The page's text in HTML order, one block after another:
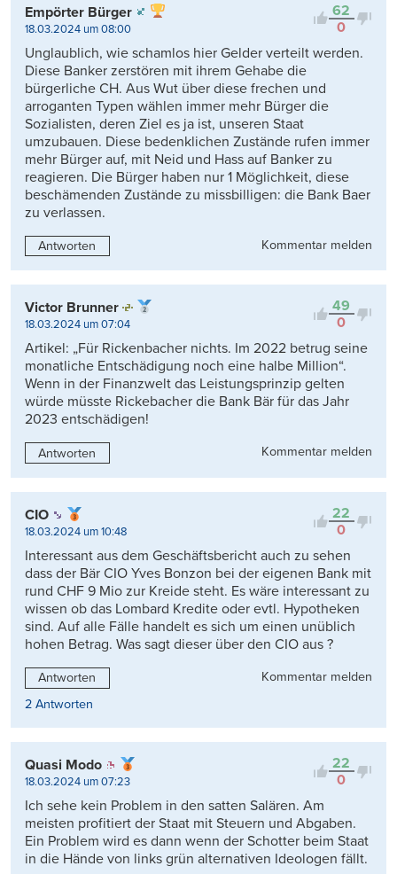
62
0
Empörter Bürger
18.03.2024 um 08:00
Unglaublich, wie schamlos hier Gelder verteilt werden.
Diese Banker zerstören mit ihrem Gehabe die
bürgerliche CH. Aus Wut über diese frechen und
arroganten Typen wählen immer mehr Bürger die
Sozialisten, deren Ziel es ja ist, unseren Staat
umzubauen. Diese bedenklichen Zustände rufen immer
mehr Bürger auf, mit Neid und Hass auf Banker zu
reagieren. Die Bürger haben nur 1 Möglichkeit, diese
beschämenden Zustände zu missbilligen: die Bank Baer
zu verlassen.
Antworten Kommentar melden
49
0
Victor Brunner
18.03.2024 um 07:04
Artikel: „Für Rickenbacher nichts. Im 2022 betrug seine
monatliche Entschädigung noch eine halbe Million“.
Wenn in der Finanzwelt das Leistungsprinzip gelten
würde müsste Rickebacher die Bank Bär für das Jahr
2023 entschädigen!
Antworten Kommentar melden
22
0
CIO
18.03.2024 um 10:48
Interessant aus dem Geschäftsbericht auch zu sehen
dass der Bär CIO Yves Bonzon bei der eigenen Bank mit
rund CHF 9 Mio zur Kreide steht. Es wäre interessant zu
wissen ob das Lombard Kredite oder evtl. Hypotheken
sind. Auf alle Fälle handelt es sich um einen unüblich
hohen Betrag. Was sagt dieser über den CIO aus ?
Antworten
Kommentar melden
2 Antworten
22
0
Quasi Modo
18.03.2024 um 07:23
Ich sehe kein Problem in den satten Salären. Am
meisten profitiert der Staat mit Steuern und Abgaben.
Ein Problem wird es dann wenn der Schotter beim Staat
in die Hände von links grün alternativen Ideologen fällt.